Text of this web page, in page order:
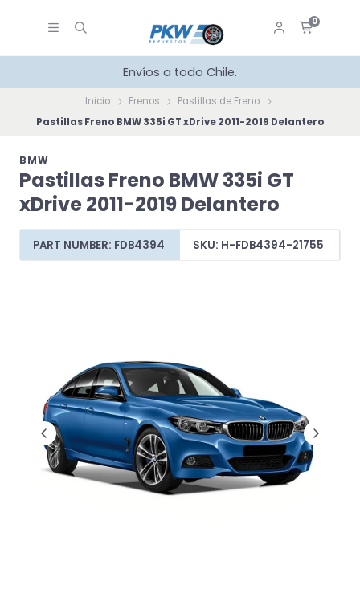
0
Envíos a todo Chile.
Inicio Frenos
Pastillas de Freno
Pastillas Freno BMW 335i GT xDrive 2011-2019 Delantero
BMW
Pastillas Freno BMW 335i GT
xDrive 2011-2019 Delantero
PART NUMBER: FDB4394 SKU: H-FDB4394-21755